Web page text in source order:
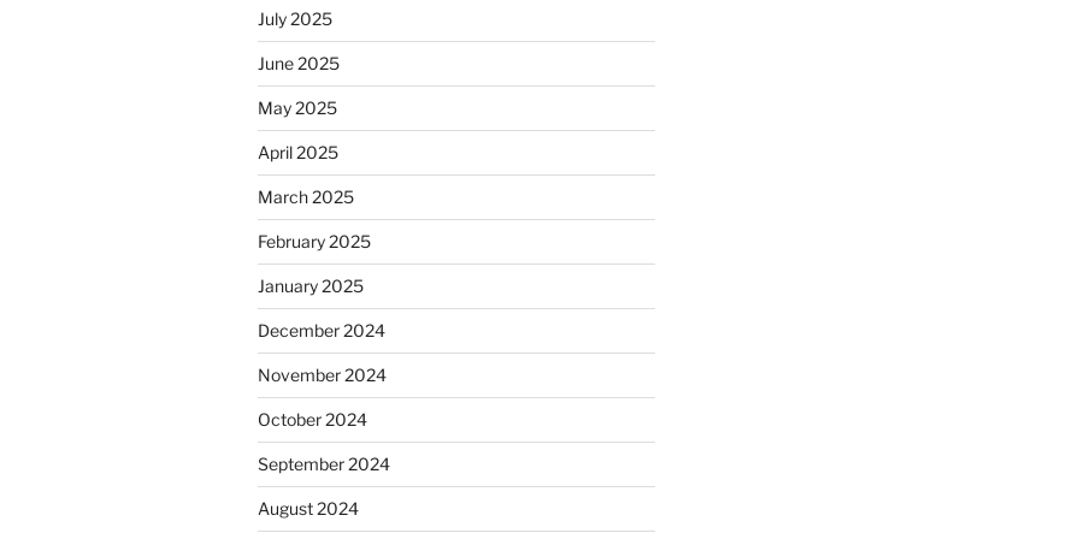
July 2025
June 2025
May 2025
April 2025
March 2025
February 2025
January 2025
December 2024
November 2024
October 2024
September 2024
August 2024